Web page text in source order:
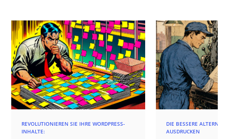
REVOLUTIONIEREN SIE IHRE WORDPRESS-
INHALTE:
DIE BESSERE
AUSDRUCKEN